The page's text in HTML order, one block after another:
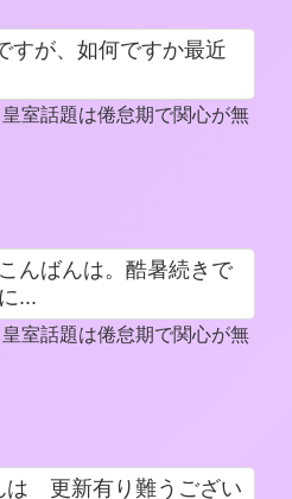
すが、如何ですか最近
室話題は倦怠期で関心が無
んばんは。酷暑続きで
...
室話題は倦怠期で関心が無
更新有り難うござい